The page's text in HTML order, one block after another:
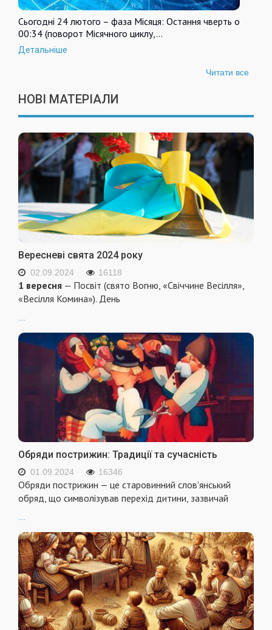
Сьогодні 24 лютого – фаза Місяця: Остання чверть о
00:34 (поворот Місячного циклу,…
Детальніше
Читати все
НОВІ МАТЕРІАЛИ
Вересневі свята 2024 року
02.09.2024 16118
1 вересня — Посвіт (свято Вогню, «Свіччине Весілля»,
«Весілля Комина»). День
Обряди пострижин: Традиції та сучасність
01.09.2024 16346
Обряди пострижин — це старовинний слов'янський
обряд, що символізував перехід дитини, зазвичай